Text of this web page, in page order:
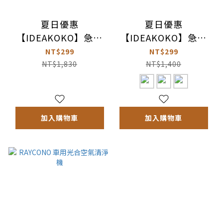
夏日優惠
【IDEAKOKO】急速
冰鎮酷涼頸圈-限量西
班牙國家隊獨家聯名款
30.5~39.5cm)
NT$299
NT$1,830
加入購物車
夏日優惠
【IDEAKOKO】急速
冰鎮酷涼頸圈（犬/貓
適用）
NT$299
NT$1,400
加入購物車